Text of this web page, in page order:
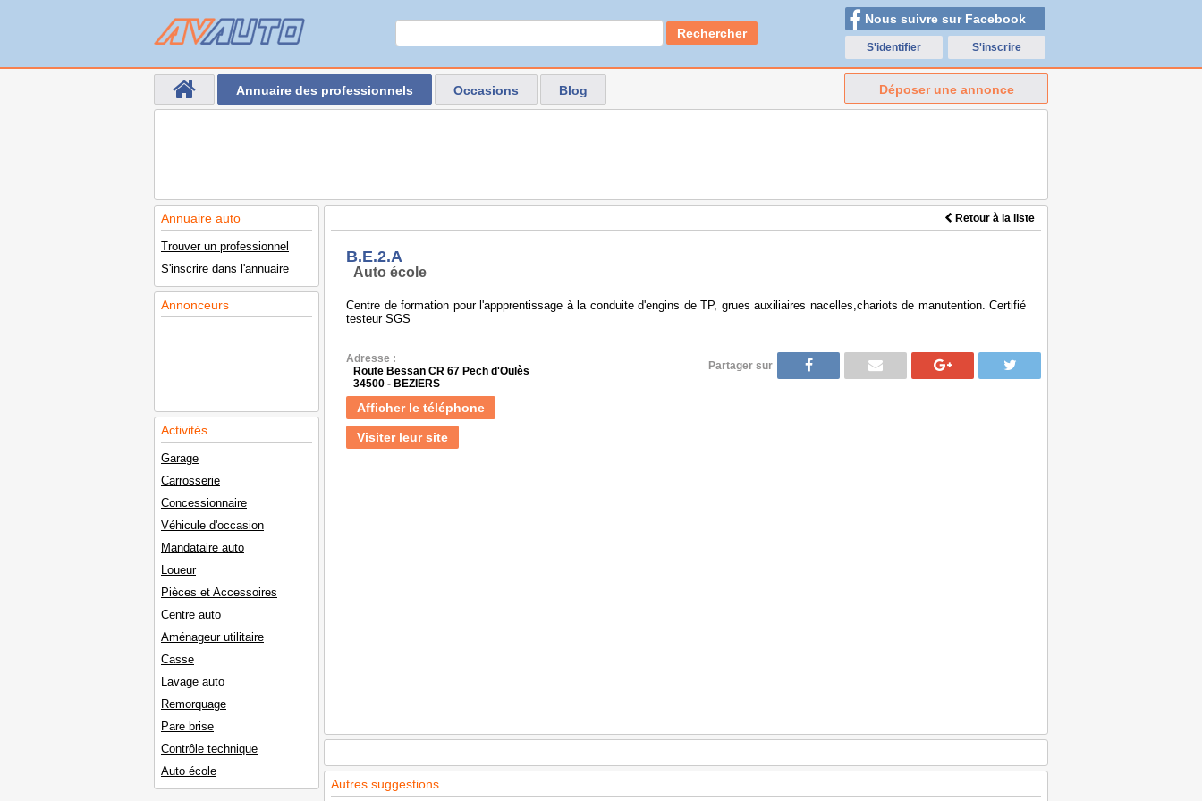
Rechercher
Nous suivre sur Facebook
S'identifier S'inscrire
Annuaire des professionnels Occasions Blog Déposer une annonce
Annuaire auto
Trouver un professionnel
S'inscrire dans l'annuaire
Annonceurs
Activités
Garage
Carrosserie
Concessionnaire
Véhicule d'occasion
Mandataire auto
Loueur
Pièces et Accessoires
Centre auto
Aménageur utilitaire
Casse
Lavage auto
Remorquage
Pare brise
Contrôle technique
Auto école
Retour à la liste
B.E.2.A
Auto école
Centre de formation pour l'appprentissage à la conduite d'engins de TP, grues auxiliaires nacelles,chariots de manutention. Certifié
testeur SGS
Adresse :
Route Bessan CR 67 Pech d'Oulès
34500 - BEZIERS
Afficher le téléphone
Visiter leur site
Partager sur
Autres suggestions